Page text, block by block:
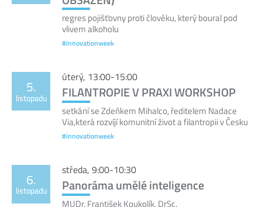
regres pojišťovny proti člověku, který boural pod
vlivem alkoholu
#innovationweek
5.
listopadu
úterý, 13:00-15:00
FILANTROPIE V PRAXI WORKSHOP
setkání se Zdeňkem Mihalco, ředitelem Nadace
Via,která rozvíjí komunitní život a filantropii v Česku
#innovationweek
6.
listopadu
středa, 9:00-10:30
Panoráma umělé inteligence
MUDr. František Koukolík, DrSc.